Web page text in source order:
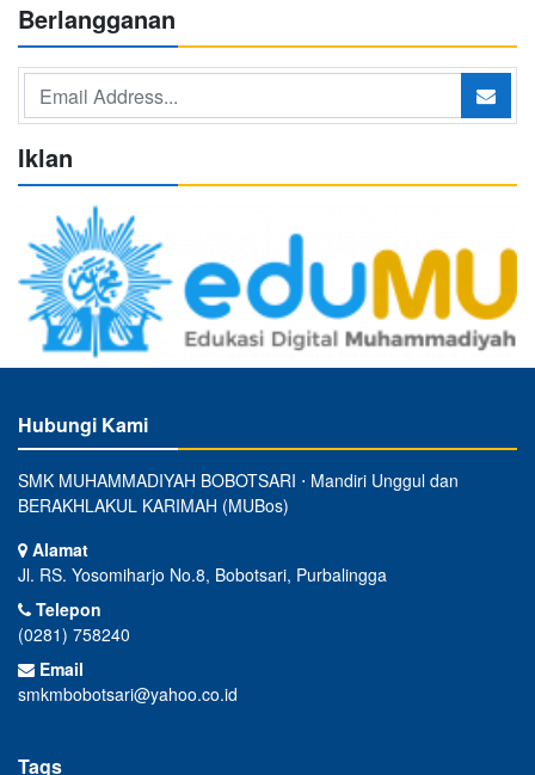
Berlangganan
Iklan
Hubungi Kami
SMK MUHAMMADIYAH BOBOTSARI ⋅ Mandiri Unggul dan
BERAKHLAKUL KARIMAH (MUBos)
Alamat
Jl. RS. Yosomiharjo No.8, Bobotsari, Purbalingga
Telepon
(0281) 758240
Email
smkmbobotsari@yahoo.co.id
Tags